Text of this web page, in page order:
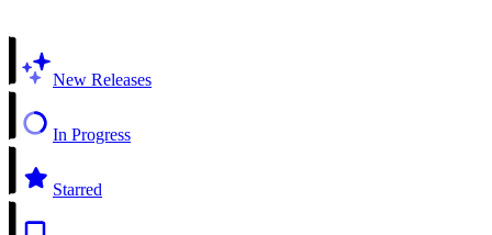
New Releases
In Progress
Starred